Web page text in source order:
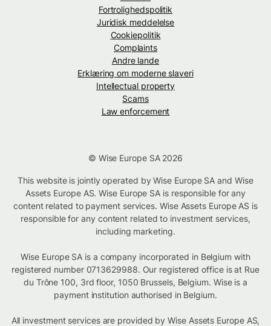
Fortrolighedspolitik
Juridisk meddelelse
Cookiepolitik
Complaints
Andre lande
Erklæring om moderne slaveri
Intellectual property
Scams
Law enforcement
© Wise Europe SA 2026
This website is jointly operated by Wise Europe SA and Wise
Assets Europe AS. Wise Europe SA is responsible for any
content related to payment services. Wise Assets Europe AS is
responsible for any content related to investment services,
including marketing.
Wise Europe SA is a company incorporated in Belgium with
registered number 0713629988. Our registered office is at Rue
du Trône 100, 3rd floor, 1050 Brussels, Belgium. Wise is a
payment institution authorised in Belgium.
All investment services are provided by Wise Assets Europe AS,